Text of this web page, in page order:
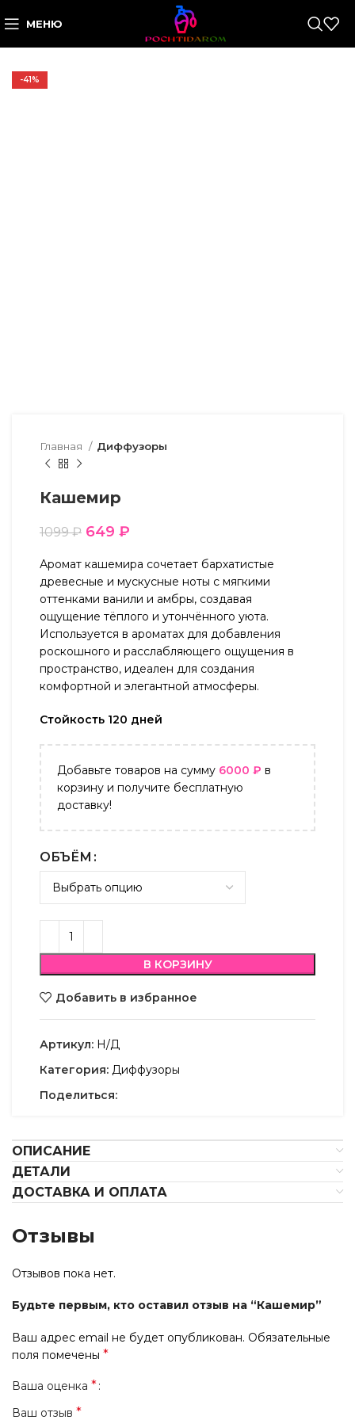
МЕНЮ
-41%
Главная Диффузоры
Кашемир
1099₽ 649 ₽
Аромат кашемира сочетает бархатистые
древесные и мускусные ноты с мягкими
оттенками ванили и амбры, создавая
ощущение тёплого и утончённого уюта.
Используется в ароматах для добавления
роскошного и расслабляющего ощущения в
пространство, идеален для создания
комфортной и элегантной атмосферы.
Стойкость 120 дней
Добавьте товаров на сумму 6000 ₽ в
корзину и получите бесплатную
доставку!
ОБЪЁМ
В КОРЗИНУ
Добавить в избранное
Артикул: Н/Д
Категория: Диффузоры
Поделиться:
ОПИСАНИЕ
ДЕТАЛИ
ДОСТАВКА И ОПЛАТА
Отзывы
Отзывов пока нет.
Будьте первым, кто оставил отзыв на “Кашемир”
Ваш адрес email не будет опубликован. Обязательные
поля помечены *
Ваша оценка *
Ваш отзыв *